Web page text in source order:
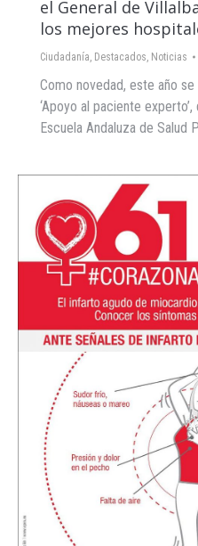
el General de
los mejores
Ciudadanía, Destacados, Noticias
Como novedad, este año
‘Apoyo al paciente
Escuela Andaluza de Salud